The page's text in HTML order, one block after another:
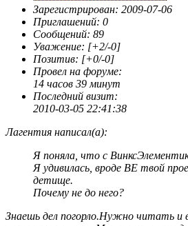
Зарегистрирован: 2009-07-06
Приглашений: 0
Сообщений: 89
Уважение: [+2/-0]
Позитив: [+0/-0]
Провел на форуме:
14 часов 39 минут
Последний визит:
2010-03-05 22:41:38
Лагентия написал(а):
Я поняла, что с
Я удивилась, вроде ВЕ твой
детище.
Почему не до него?
Знаешь дел погорло.Нужно читать и